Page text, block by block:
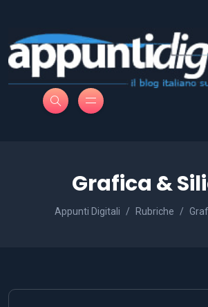
Grafica &
Appunti Digitali Rubriche